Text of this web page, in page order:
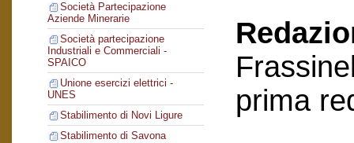
Società Partecipazione
Aziende Minerarie
Società partecipazione
Industriali e Commerciali -
SPAICO
Unione esercizi elettrici -
UNES
Stabilimento di Novi Ligure
Stabilimento di Savona
prima